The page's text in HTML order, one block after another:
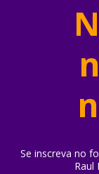
Se inscreva no
Raul